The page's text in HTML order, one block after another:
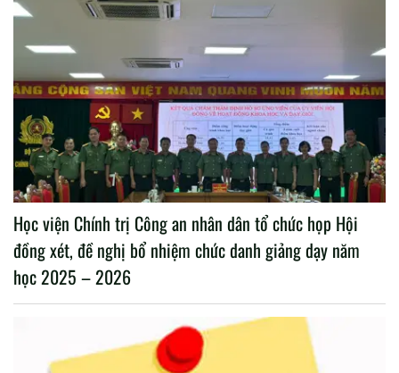
Học viện Chính trị Công an nhân dân tổ chức họp Hội
đồng xét, đề nghị bổ nhiệm chức danh giảng dạy năm
học 2025 – 2026